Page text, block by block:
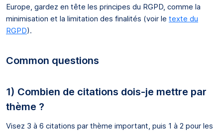
Europe, gardez en tête les principes du RGPD, comme la
minimisation et la limitation des finalités (voir le texte du
RGPD).
Common questions
1) Combien de citations dois-je mettre par
thème ?
Visez 3 à 6 citations par thème important, puis 1 à 2 pour les